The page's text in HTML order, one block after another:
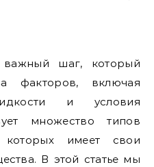
шаг, который
факторов, включая
и условия
множество типов
имеет свои
В этой статье мы